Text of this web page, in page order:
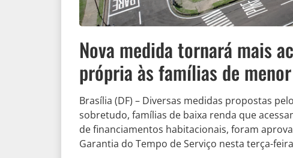
Nova medida tornará mais
própria às famílias de
Brasília (DF) – Diversas medidas propostas
sobretudo, famílias de baixa renda que
de financiamentos habitacionais, foram
Garantia do Tempo de Serviço nesta terça-